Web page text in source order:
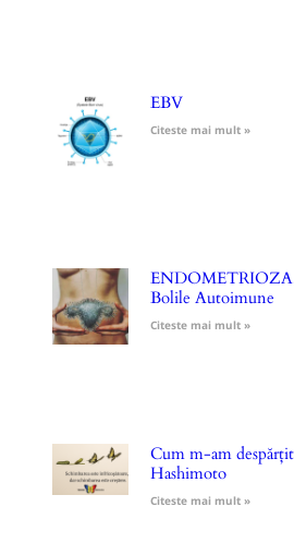
EBV
Citeste mai mult »
Bolile Autoimune
Citeste mai mult »
Cum m-am
Hashimoto
Citeste mai mult »